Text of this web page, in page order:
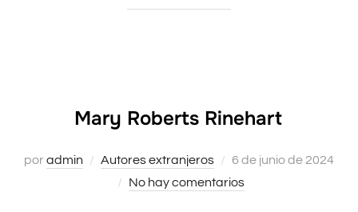
Mary Roberts Rinehart
poradmin Autores extranjeros
Publicado
el
6 de junio de 2024
No hay comentarios